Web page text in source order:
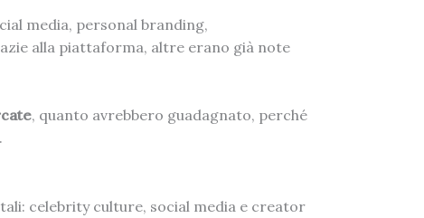
media, personal branding,
alla piattaforma, altre erano già note
, quanto avrebbero guadagnato, perché
celebrity culture, social media e creator